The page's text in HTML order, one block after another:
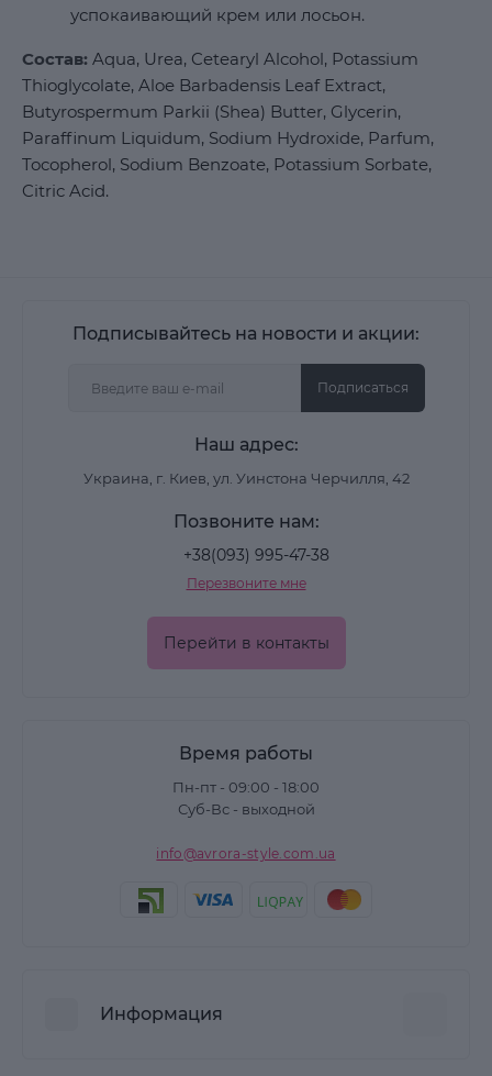
успокаивающий крем или лосьон.
Состав: Aqua, Urea, Cetearyl Alcohol, Potassium
Thioglycolate, Aloe Barbadensis Leaf Extract,
Butyrospermum Parkii (Shea) Butter, Glycerin,
Paraffinum Liquidum, Sodium Hydroxide, Parfum,
Tocopherol, Sodium Benzoate, Potassium Sorbate,
Citric Acid.
Подписывайтесь на новости и акции:
Подписаться
Наш адрес:
Украина, г. Киев, ул. Уинстона Черчилля, 42
Позвоните нам:
+38(093) 995-47-38
Перезвоните мне
Перейти в контакты
Время работы
Пн-пт - 09:00 - 18:00
Суб-Вс - выходной
info@avrora-style.com.ua
Информация